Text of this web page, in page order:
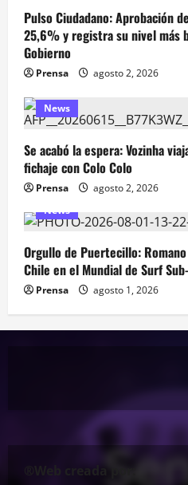
Pulso Ciudadano: Aprobación
25,6% y registra su nivel más
Gobierno
Prensa agosto 2, 2026
News
Se acabó la espera: Vozinha
fichaje con Colo Colo
Prensa
agosto 2, 2026
News
Orgullo de Puertecillo:
Chile en el Mundial de Surf
Prensa agosto 1, 2026
®Web creada por: